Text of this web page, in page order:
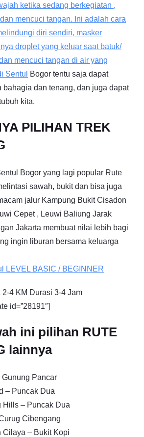
ketika sedang berkegiatan ,
mencuci tangan. Ini adalah cara
diri sendiri, masker
droplet yang keluar saat batuk/
mencuci tangan di air yang
Sentul
Bogor tentu saja dapat
bahagia dan tenang, dan juga dapat
kita.
PILIHAN TREK
Bogor yang lagi popular Rute
sawah, bukit dan bisa juga
jalur Kampung Bukit Cisadon
Cepet , Leuwi Baliung Jarak
Jakarta membuat nilai lebih bagi
ingin liburan bersama keluarga
LEVEL BASIC / BEGINNER
2-4 KM Durasi 3-4 Jam
id=”28191″]
ini pilihan RUTE
lainnya
Gunung Pancar
– Puncak Dua
Hills – Puncak Dua
Cibengang
Cilaya – Bukit Kopi